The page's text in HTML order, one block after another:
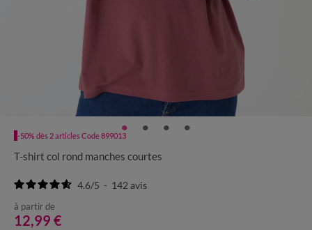
-50% dès 2 articles Code 899013
T-shirt col rond manches courtes
4.6/5 - 142 avis
à partir de
12,99 €